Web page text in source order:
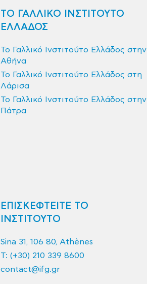
ΤΟ ΓΑΛΛΙΚΟ ΙΝΣΤΙΤΟΥΤΟ
ΕΛΛΑΔΟΣ
Το Γαλλικό Ινστιτούτο Ελλάδος στην
Αθήνα
Το Γαλλικό Ινστιτούτο Ελλάδος στη
Λάρισα
Το Γαλλικό Ινστιτούτο Ελλάδος στην
Πάτρα
ΕΠΙΣΚΕΦΤΕΙΤΕ ΤΟ
ΙΝΣΤΙΤΟΥΤΟ
Sina 31, 106 80, Athènes
T: (+30) 210 339 8600
contact@ifg.gr